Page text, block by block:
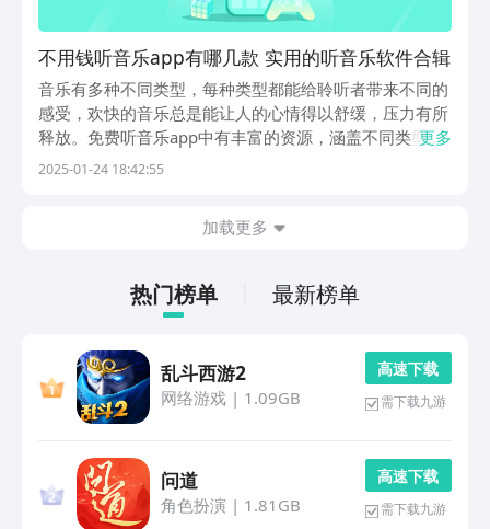
不用钱听音乐app有哪几款 实用的听音乐软件合辑
音乐有多种不同类型，每种类型都能给聆听者带来不同的
感受，欢快的音乐总是能让人的心情得以舒缓，压力有所
释放。免费听音乐app中有丰富的资源，涵盖不同类型，
加入智能技术进行个性化推荐，根据用户的听歌喜好及搜
更多
2025-01-24 18:42:55
加载更多
热门榜单 最新榜单
乱斗西游2
网络游戏| 1.09GB
高 速 下 载
需下载九游
问道
角色扮演 | 1.81GB
高 速 下 载
需下载九游